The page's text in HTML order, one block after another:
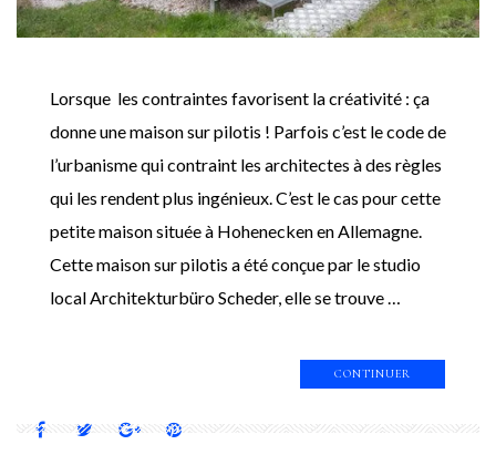
Lorsque les contraintes favorisent la créativité : ça
donne une maison sur pilotis ! Parfois c’est le code de
l’urbanisme qui contraint les architectes à des règles
qui les rendent plus ingénieux. C’est le cas pour cette
petite maison située à Hohenecken en Allemagne.
Cette maison sur pilotis a été conçue par le studio
local Architekturbüro Scheder, elle se trouve …
CONTINUER